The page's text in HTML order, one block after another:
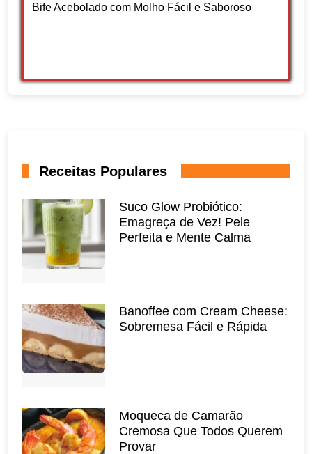
Bife Acebolado com Molho Fácil e Saboroso
Receitas Populares
Suco Glow Probiótico:
Emagreça de Vez! Pele
Perfeita e Mente Calma
Banoffee com Cream Cheese:
Sobremesa Fácil e Rápida
Moqueca de Camarão
Cremosa Que Todos Querem
Provar